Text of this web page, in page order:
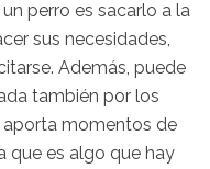
perro es sacarlo a la
sus necesidades,
Además, puede
también por los
aporta momentos de
que es algo que hay